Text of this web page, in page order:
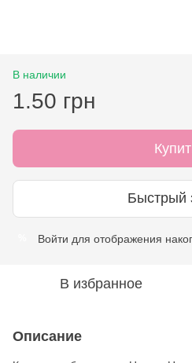
В наличии
1.50 грн
Быстрый
Войти для отображения
В избранное
Описание